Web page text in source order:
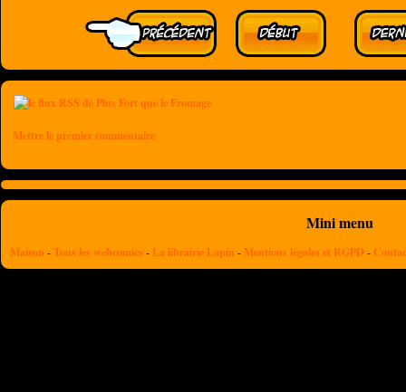
Mettre le premier commentaire
Mini menu
Maison -Tous les webcomics - La librairie Lapin - Mentions légales et RGPD -